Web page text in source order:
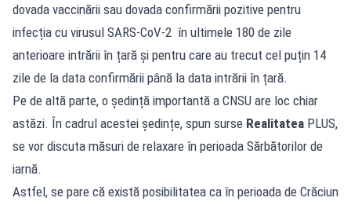
dovada vaccinării sau dovada confirmării pozitive pentru
infecția cu virusul SARS-CoV-2 în ultimele 180 de zile
anterioare intrării în țară și pentru care au trecut cel puțin 14
zile de la data confirmării până la data intrării în țară.
Pe de altă parte, o ședință importantă a CNSU are loc chiar
astăzi. În cadrul acestei ședințe, spun surse Realitatea PLUS,
se vor discuta măsuri de relaxare în perioada Sărbătorilor de
iarnă.
Astfel, se pare că există posibilitatea ca în perioada de Crăciun